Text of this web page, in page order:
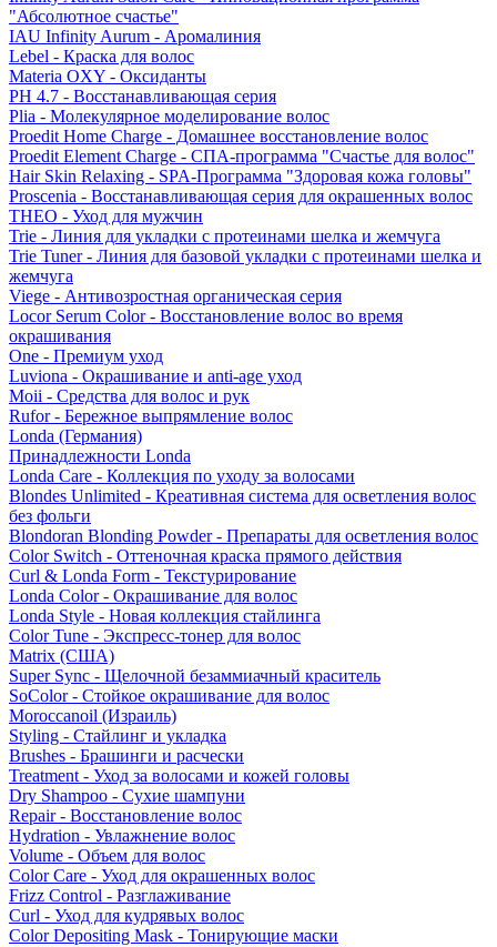
"Абсолютное счастье"
IAU Infinity Aurum - Аромалиния
Lebel - Краска для волос
Materia OXY - Оксиданты
PH 4.7 - Восстанавливающая серия
Plia - Молекулярное моделирование волос
Proedit Home Charge - Домашнее восстановление волос
Proedit Element Charge - СПА-программа "Счастье для волос"
Hair Skin Relaxing - SPA-Программа "Здоровая кожа головы"
Proscenia - Восстанавливающая серия для окрашенных волос
THEO - Уход для мужчин
Trie - Линия для укладки с протеинами шелка и жемчуга
Trie Tuner - Линия для базовой укладки с протеинами шелка и
жемчуга
Viege - Антивозростная органическая серия
Locor Serum Color - Восстановление волос во время
окрашивания
One - Премиум уход
Luviona - Окрашивание и anti-age уход
Moii - Средства для волос и рук
Rufor - Бережное выпрямление волос
Londa (Германия)
Принадлежности Londa
Londa Care - Коллекция по уходу за волосами
Blondes Unlimited - Креативная система для осветления волос
без фольги
Blondoran Blonding Powder - Препараты для осветления волос
Color Switch - Оттеночная краска прямого действия
Curl & Londa Form - Текстурирование
Londa Color - Окрашивание для волос
Londa Style - Новая коллекция стайлинга
Color Tune - Экспресс-тонер для волос
Matrix (США)
Super Sync - Щелочной безаммиачный краситель
SoColor - Стойкое окрашивание для волос
Moroccanoil (Израиль)
Styling - Стайлинг и укладка
Brushes - Брашинги и расчески
Treatment - Уход за волосами и кожей головы
Dry Shampoo - Сухие шампуни
Repair - Восстановление волос
Hydration - Увлажнение волос
Volume - Объем для волос
Color Care - Уход для окрашенных волос
Frizz Control - Разглаживание
Curl - Уход для кудрявых волос
Color Depositing Mask - Тонирующие маски